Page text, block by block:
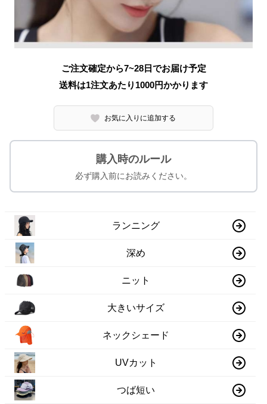
ご注文確定から7~28日でお届け予定
送料は1注文あたり 1000円かかります
お気に入りに追加する
購入時のルール
必ず購入前にお読みください。
ランニング
深め
ニット
大きいサイズ
ネックシェード
UVカット
つば短い